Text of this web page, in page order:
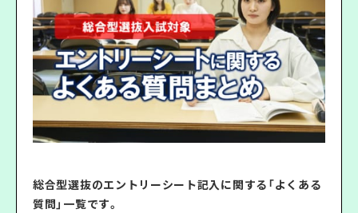
総合型選抜のエントリーシート記入に関する「よくある
質問」一覧です。